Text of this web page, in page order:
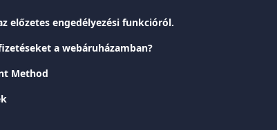
előzetes engedélyezési funkcióról.
a webáruházamban?
Method